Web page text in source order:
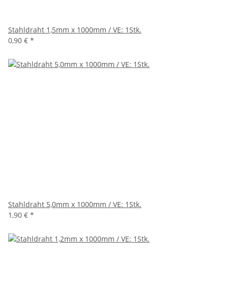
Stahldraht 1,5mm x 1000mm / VE: 1Stk.
0,90 € *
Stahldraht 5,0mm x 1000mm / VE: 1Stk.
1,90 € *